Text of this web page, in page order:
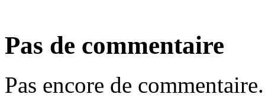
Pas de commentaire
Pas encore de commentaire.